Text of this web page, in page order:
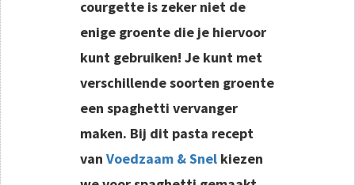
courgette is zeker niet de
enige groente die je hiervoor
kunt gebruiken! Je kunt met
verschillende soorten groente
een spaghetti vervanger
maken. Bij dit pasta recept
van Voedzaam & Snel kiezen